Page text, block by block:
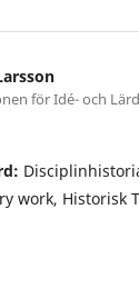
för Idé- och
work, Historisk